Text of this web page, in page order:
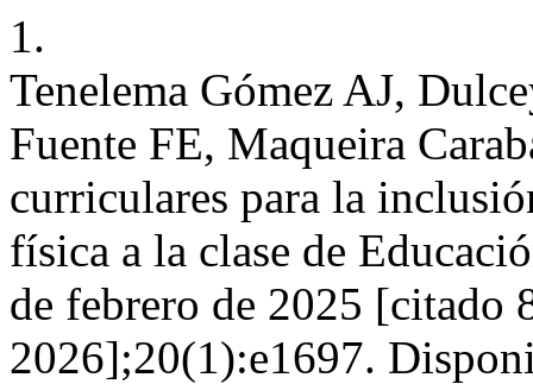
1.
Tenelema Gómez AJ,
Fuente FE, Maqueira
curriculares para la
física a la clase de
de febrero de 2025 [citado
2026];20(1):e1697.